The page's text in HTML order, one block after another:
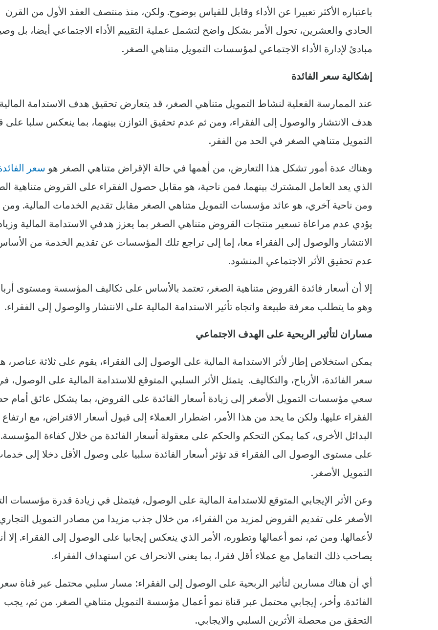
باعتباره الأكثر تعبيرا عن الأداء وقابل للقياس بوضوح.‏ ولكن، منذ منتصف العقد الأول من القرن
الحادي والعشرين، تحول الأمر بشكل واضح لتشمل عملية التقييم الأداء الاجتماعي أيضا، بل
مبادئ لإدارة الأداء الاجتماعي لمؤسسات التمويل متناهي الصغر.
إشكالية سعر الفائدة
عند الممارسة الفعلية لنشاط التمويل متناهي الصغر، قد يتعارض تحقيق هدف الاستدامة
هدف الانتشار والوصول إلى الفقراء، ومن ثم عدم تحقيق التوازن بينهما، ‏بما ينعكس سلبا على
التمويل متناهي الصغر في الحد من الفقر.
وهناك عدة أمور تشكل هذا التعارض، من أهمها في حالة الإقراض متناهي الصغر هو سعر
الذي يعد العامل المشترك بينهما. فمن ناحية، هو مقابل حصول الفقراء على القروض متناهية
ومن ناحية آخري، هو عائد مؤسسات التمويل متناهي الصغر مقابل تقديم الخدمات المالية.
يؤدي عدم مراعاة تسعير منتجات القروض متناهي الصغر بما يعزز هدفي الاستدامة المالية
الانتشار والوصول إلى الفقراء معا، إما إلى تراجع تلك المؤسسات عن تقديم الخدمة من
عدم تحقيق الأثر الاجتماعي المنشود.
إلا أن أسعار فائدة القروض متناهية الصغر، تعتمد بالأساس على تكاليف المؤسسة ومستوى
وهو ما يتطلب معرفة طبيعة واتجاه تأثير الاستدامة المالية على الانتشار والوصول إلى الفقراء.
مساران لتأثير الربحية على الهدف الاجتماعي
يمكن استخلاص إطار لأثر الاستدامة المالية على الوصول إلى الفقراء، يقوم على ثلاثة عناصر،
سعر الفائدة، الأرباح، والتكاليف. يتمثل الأثر السلبي المتوقع للاستدامة المالية على الوصول،
سعي مؤسسات التمويل الأصغر إلى زيادة أسعار الفائدة على القروض، بما يشكل عائق أمام
الفقراء عليها. ولكن ما يحد من هذا الأمر، اضطرار العملاء إلى قبول أسعار الاقتراض، مع ارتفاع
البدائل الأخرى، كما يمكن التحكم والحكم على معقولة أسعار الفائدة من خلال كفاءة المؤسسة.
على مستوى الوصول الى الفقراء قد تؤثر أسعار الفائدة سلبيا على وصول الأقل دخلا إلى
التمويل الأصغر.
وعن الأثر الإيجابي المتوقع للاستدامة المالية على الوصول، فيتمثل في زيادة قدرة مؤسسات
الأصغر على تقديم القروض لمزيد من الفقراء، من خلال جذب مزيدا من مصادر التمويل
لأعمالها. ومن ثم، نمو أعمالها وتطوره، الأمر الذي ينعكس إيجابيا على الوصول إلى الفقراء. إلا
يصاحب ذلك التعامل مع عملاء أقل فقرا، بما يعنى الانحراف عن استهداف الفقراء.
‏أي أن هناك مسارين لتأثير الربحية على الوصول إلى الفقراء: مسار سلبي محتمل عبر قناة سعر
الفائدة. وأخر، إيجابي محتمل عبر قناة نمو أعمال مؤسسة التمويل متناهي الصغر. من ثم، يجب
التحقق من محصلة الأثرين السلبي والايجابي.